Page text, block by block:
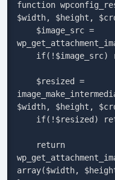
function
$width, $height,
$width, $height,
array($width,